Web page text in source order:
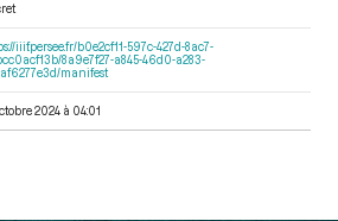
iiif.persee.fr/b0e2cf11-597c-427d-8ac7-
8a9e7f27-a845-46d0-a283-
manifest
2024 à 04:01